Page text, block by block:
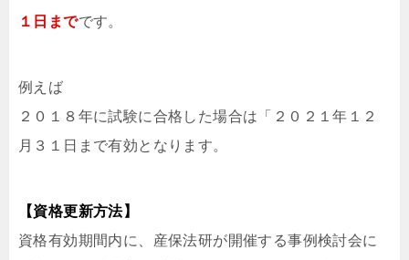
１⽇までです。
例えば
２０１８年に試験に合格した場合は「２０２１年１２
⽉３１⽇まで有効となります。
【資格更新⽅法】
資格有効期間内に、産保法研が開催する事例検討会に